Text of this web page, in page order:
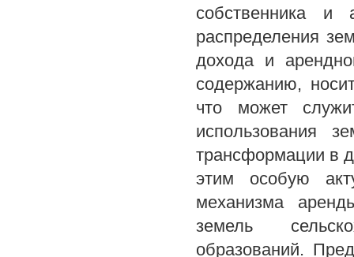
собственника и
распределения
дохода и
содержанию,
что может
использования
трансформации в
этим особую
механизма
земель
образований.